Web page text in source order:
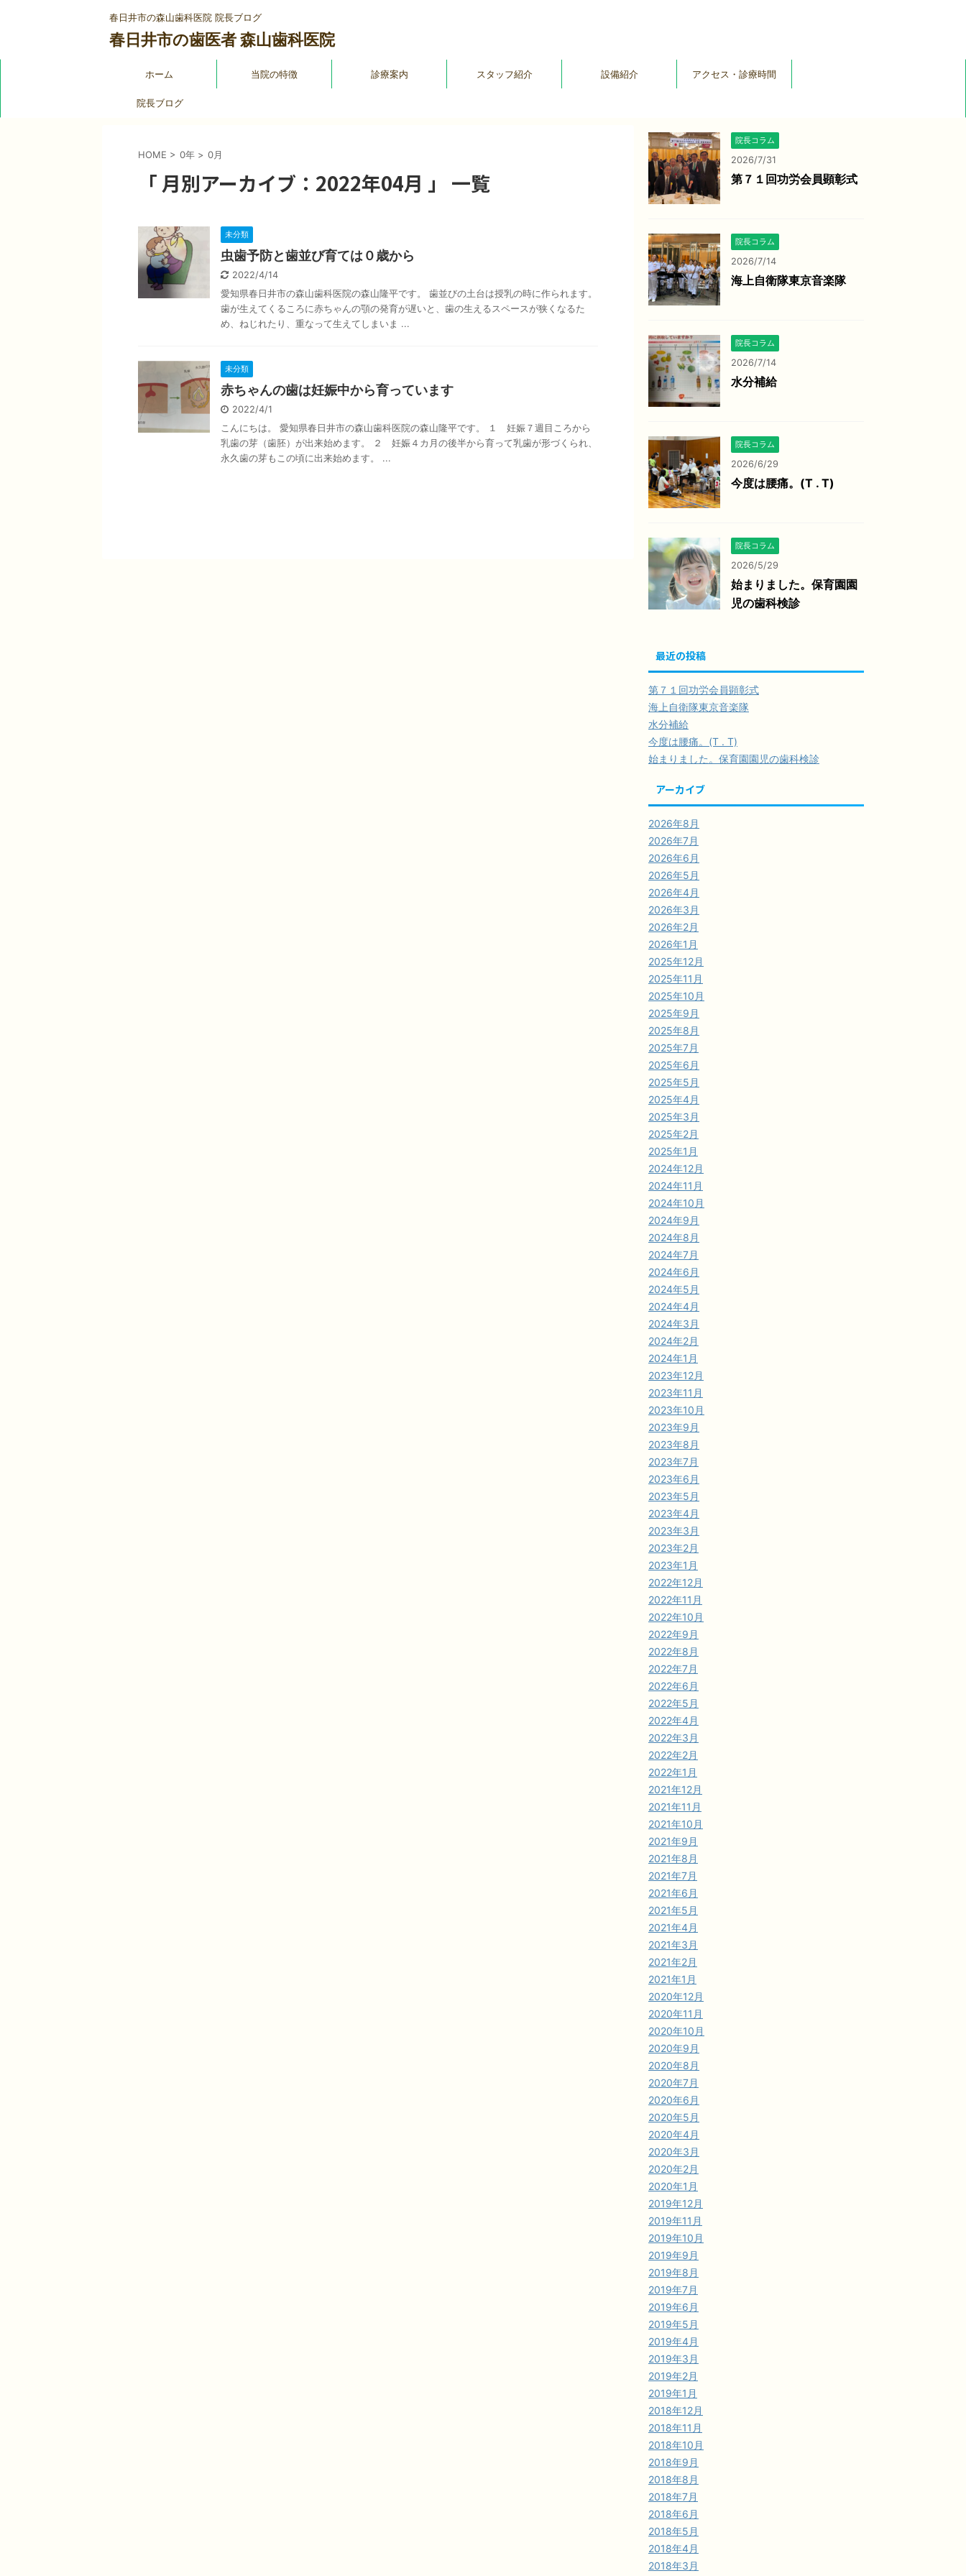
春日井市の森山歯科医院 院長ブログ
春日井市の歯医者 森山歯科医院
ホーム 当院の特徴 診療案内 スタッフ紹介 設備紹介 アクセス・診療時間
院長ブログ
HOME > 0年 > 0月
「 月別アーカイブ：2022年04月 」 一覧
未分類
虫歯予防と歯並び育ては０歳から
2022/4/14
愛知県春日井市の森山歯科医院の森山隆平です。 歯並びの土台は授乳の時に作られます。
歯が生えてくるころに赤ちゃんの顎の発育が遅いと、歯の生えるスペースが狭くなるた
め、ねじれたり、重なって生えてしまいま ...
未分類
赤ちゃんの歯は妊娠中から育っています
2022/4/1
こんにちは。 愛知県春日井市の森山歯科医院の森山隆平です。 １ 妊娠７週目ころから
乳歯の芽（歯胚）が出来始めます。 ２ 妊娠４カ月の後半から育って乳歯が形づくられ、
永久歯の芽もこの頃に出来始めます。 ...
院長コラム
2026/7/31
第７１回功労会員顕彰式
院長コラム
2026/7/14
海上自衛隊東京音楽隊
院長コラム
2026/7/14
水分補給
院長コラム
2026/6/29
今度は腰痛。(T . T)
院長コラム
2026/5/29
始まりました。保育園園
児の歯科検診
最近の投稿
第７１回功労会員顕彰式
海上自衛隊東京音楽隊
水分補給
今度は腰痛。(T . T)
始まりました。保育園園児の歯科検診
アーカイブ
2026年8月
2026年7月
2026年6月
2026年5月
2026年4月
2026年3月
2026年2月
2026年1月
2025年12月
2025年11月
2025年10月
2025年9月
2025年8月
2025年7月
2025年6月
2025年5月
2025年4月
2025年3月
2025年2月
2025年1月
2024年12月
2024年11月
2024年10月
2024年9月
2024年8月
2024年7月
2024年6月
2024年5月
2024年4月
2024年3月
2024年2月
2024年1月
2023年12月
2023年11月
2023年10月
2023年9月
2023年8月
2023年7月
2023年6月
2023年5月
2023年4月
2023年3月
2023年2月
2023年1月
2022年12月
2022年11月
2022年10月
2022年9月
2022年8月
2022年7月
2022年6月
2022年5月
2022年4月
2022年3月
2022年2月
2022年1月
2021年12月
2021年11月
2021年10月
2021年9月
2021年8月
2021年7月
2021年6月
2021年5月
2021年4月
2021年3月
2021年2月
2021年1月
2020年12月
2020年11月
2020年10月
2020年9月
2020年8月
2020年7月
2020年6月
2020年5月
2020年4月
2020年3月
2020年2月
2020年1月
2019年12月
2019年11月
2019年10月
2019年9月
2019年8月
2019年7月
2019年6月
2019年5月
2019年4月
2019年3月
2019年2月
2019年1月
2018年12月
2018年11月
2018年10月
2018年9月
2018年8月
2018年7月
2018年6月
2018年5月
2018年4月
2018年3月